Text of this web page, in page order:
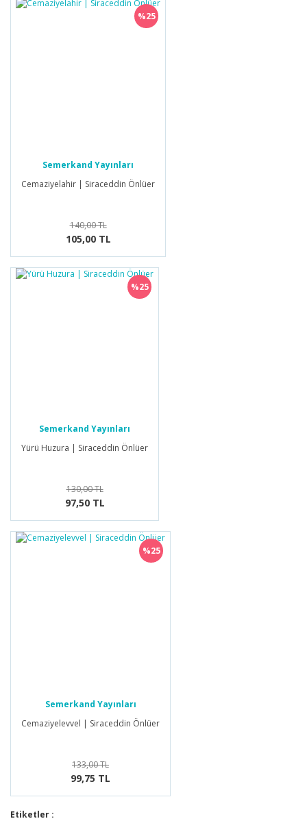
%25
Semerkand Yayınları
Cemaziyelahir | Siraceddin Önlüer
140,00 TL
105,00 TL
%25
Semerkand Yayınları
Yürü Huzura | Siraceddin Önlüer
130,00 TL
97,50 TL
%25
Semerkand Yayınları
Cemaziyelevvel | Siraceddin Önlüer
133,00 TL
99,75 TL
Etiketler :